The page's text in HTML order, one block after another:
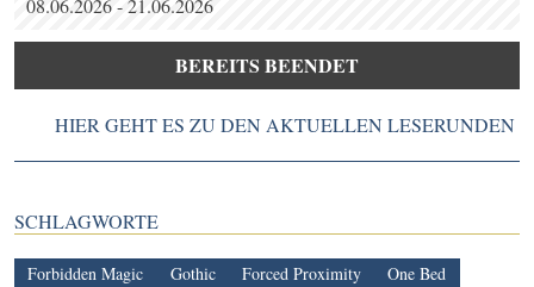
08.06.2026 - 21.06.2026
BEREITS BEENDET
HIER GEHT ES ZU DEN AKTUELLEN LESERUNDEN
SCHLAGWORTE
Forbidden Magic Gothic Forced Proximity
One Bed